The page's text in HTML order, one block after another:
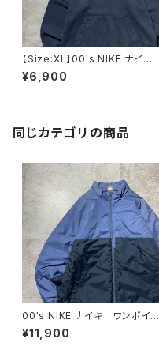
【Size:XL】00's NIKE ナイ
キ スウォッシュ 刺繍ワンポイ
ント ネイビー スウェット パ
¥6,900
同じカテゴリの商品
00's NIKE ナイキ ワンポイン
ト ラベルロゴ バイカラー
中綿 ナイロンジャケット
¥11,900